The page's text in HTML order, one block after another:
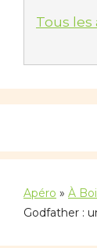
Tous les
Apéro » À
Godfather :